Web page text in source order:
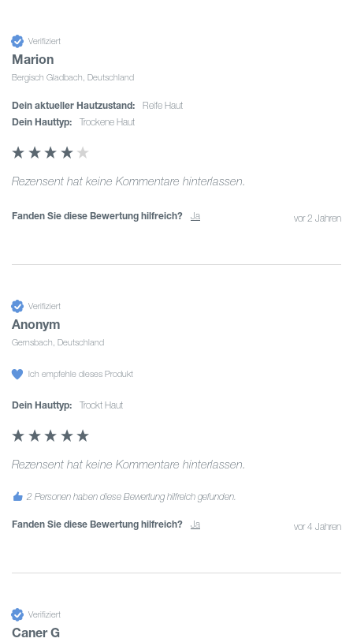
Verifiziert
Marion
Bergisch Gladbach, Deutschland
Dein aktueller Hautzustand:
reife Haut
Dein Hauttyp:
trockene Haut
Rezensent hat keine Kommentare hinterlassen.
Fanden Sie diese Bewertung hilfreich? Ja vor 2 Jahren
Verifiziert
Anonym
Gernsbach, Deutschland
Ich empfehle dieses Produkt
Dein Hauttyp: trockt Haut
Rezensent hat keine Kommentare hinterlassen.
2 Personen haben diese Bewertung hilfreich gefunden.
Fanden Sie diese Bewertung hilfreich? Ja vor 4 Jahren
Verifiziert
Caner G